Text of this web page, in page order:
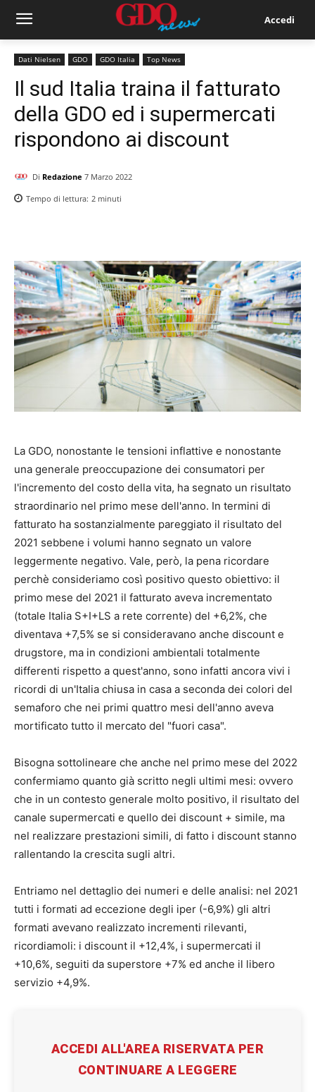
Accedi
Dati Nielsen GDO GDO Italia Top News
Il sud Italia traina il fatturato
della GDO ed i supermercati
rispondono ai discount
Di Redazione 7 Marzo 2022
Tempo di lettura: 2 minuti
La GDO, nonostante le tensioni inflattive e nonostante
una generale preoccupazione dei consumatori per
l'incremento del costo della vita, ha segnato un risultato
straordinario nel primo mese dell'anno. In termini di
fatturato ha sostanzialmente pareggiato il risultato del
2021 sebbene i volumi hanno segnato un valore
leggermente negativo. Vale, però, la pena ricordare
perchè consideriamo così positivo questo obiettivo: il
primo mese del 2021 il fatturato aveva incrementato
(totale Italia S+I+LS a rete corrente) del +6,2%, che
diventava +7,5% se si consideravano anche discount e
drugstore, ma in condizioni ambientali totalmente
differenti rispetto a quest'anno, sono infatti ancora vivi i
ricordi di un'Italia chiusa in casa a seconda dei colori del
semaforo che nei primi quattro mesi dell'anno aveva
mortificato tutto il mercato del "fuori casa".
Bisogna sottolineare che anche nel primo mese del 2022
confermiamo quanto già scritto negli ultimi mesi: ovvero
che in un contesto generale molto positivo, il risultato del
canale supermercati e quello dei discount + simile, ma
nel realizzare prestazioni simili, di fatto i discount stanno
rallentando la crescita sugli altri.
Entriamo nel dettaglio dei numeri e delle analisi: nel 2021
tutti i formati ad eccezione degli iper (-6,9%) gli altri
formati avevano realizzato incrementi rilevanti,
ricordiamoli: i discount il +12,4%, i supermercati il
+10,6%, seguiti da superstore +7% ed anche il libero
servizio +4,9%.
ACCEDI ALL'AREA RISERVATA PER
CONTINUARE A LEGGERE